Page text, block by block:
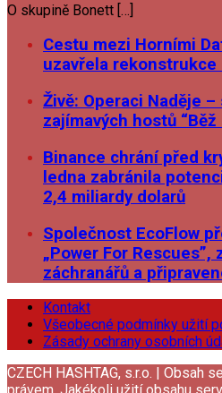
O skupině Bonett […]
Cestu mezi Horními
uzavřela rekonstrukce
Živě: Operaci Naděje
zajímavých hostů “Běž
Binance chrání před
ledna zabránila
2,4 miliardy dolarů
Společnost EcoFlow
„Power For
záchranářů a
Kontakt
Všeobecné podmínky užití
Zásady ochrany osobních
CZECH HASHTAG, s.r.o. | Obsah